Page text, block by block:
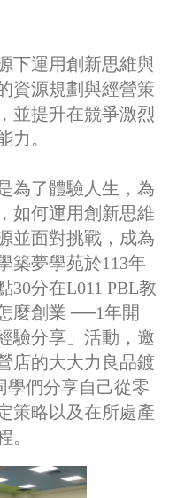
下運用創新思維與
資源規劃與經營策
並提升在競爭激烈
力。
為了體驗人生，為
如何運用創新思維
並面對挑戰，成為
築夢學苑於113年
30分在L011 PBL教
麼創業 ──1年開
驗分享」活動，邀
店的大大力良品鍍
學們分享自己從零
策略以及在所處產
。